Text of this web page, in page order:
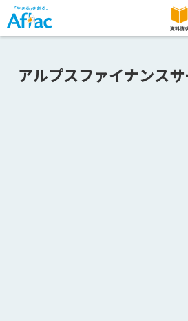
アルプスファイナンス